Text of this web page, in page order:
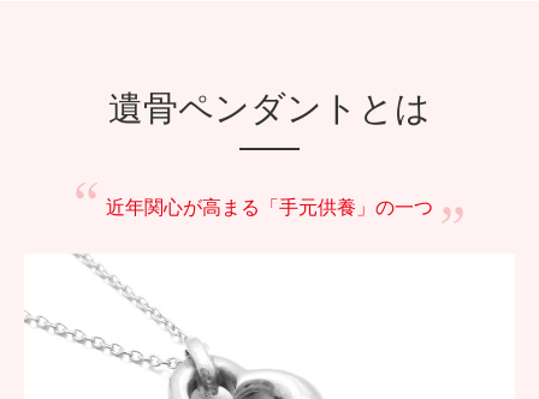
遺骨ペンダントとは
近年関心が高まる 「手元供養」の一つ